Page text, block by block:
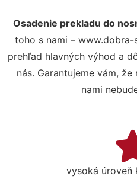
Osadenie prekladu do
toho s nami – www.dobra-
prehľad hlavných výhod a
nás. Garantujeme vám,
nami
vysoká úroveň